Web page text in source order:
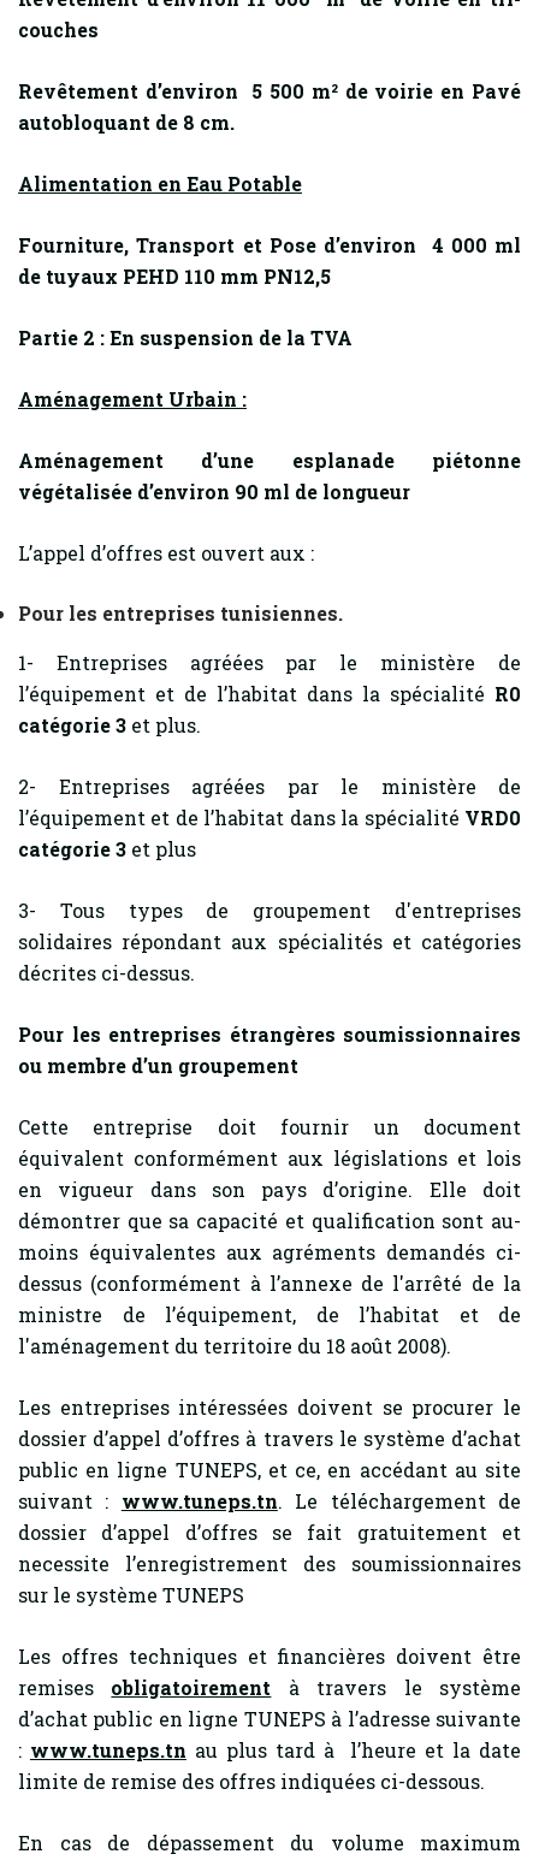
couches
Revêtement d’environ 5 500 m² de voirie en Pavé
autobloquant de 8 cm.
Alimentation en Eau Potable
Fourniture, Transport et Pose d’environ 4 000 ml
de tuyaux PEHD 110 mm PN12,5
Partie 2 : En suspension de la TVA
Aménagement Urbain :
Aménagement d’une esplanade piétonne
végétalisée d’environ 90 ml de longueur
L’appel d’offres est ouvert aux :
Pour les entreprises tunisiennes.
1- Entreprises agréées par le ministère de
l’équipement et de l’habitat dans la spécialité R0
catégorie 3 et plus.
2- Entreprises agréées par le ministère de
l’équipement et de l’habitat dans la spécialité VRD0
catégorie 3 et plus
3- Tous types de groupement d'entreprises
solidaires répondant aux spécialités et catégories
décrites ci-dessus.
Pour les entreprises étrangères soumissionnaires
ou membre d’un groupement
Cette entreprise doit fournir un document
équivalent conformément aux législations et lois
en vigueur dans son pays d’origine. Elle doit
démontrer que sa capacité et qualification sont au-
moins équivalentes aux agréments demandés ci-
dessus (conformément à l’annexe de l'arrêté de la
ministre de l’équipement, de l’habitat et de
l'aménagement du territoire du 18 août 2008).
Les entreprises intéressées doivent se procurer le
dossier d’appel d’offres à travers le système d’achat
public en ligne TUNEPS, et ce, en accédant au site
suivant : www.tuneps.tn. Le téléchargement de
dossier d’appel d’offres se fait gratuitement et
necessite l’enregistrement des soumissionnaires
sur le système TUNEPS
Les offres techniques et financières doivent être
remises obligatoirement à travers le système
d’achat public en ligne TUNEPS à l’adresse suivante
: www.tuneps.tn au plus tard à l’heure et la date
limite de remise des offres indiquées ci-dessous.
En cas de dépassement du volume maximum